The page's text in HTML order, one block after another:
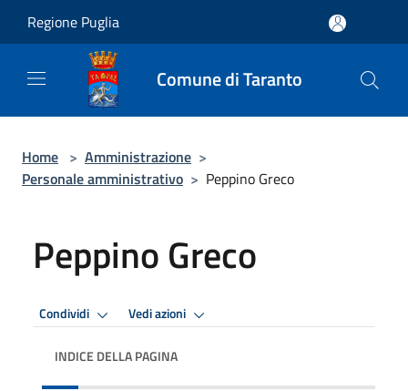
Regione Puglia
Comune di Taranto
Home > Amministrazione >
Personale amministrativo > Peppino Greco
Peppino Greco
Condividi Vedi azioni
INDICE DELLA PAGINA